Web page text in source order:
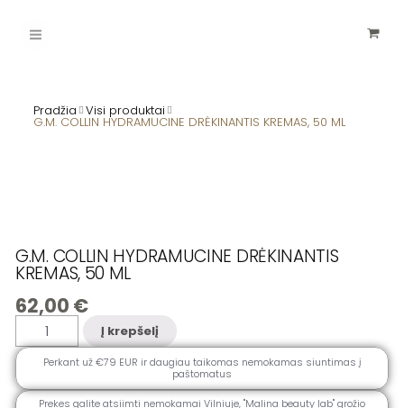
turinio
Menu
Pradžia Visi produktai
G.M. COLLIN HYDRAMUCINE DRĖKINANTIS KREMAS, 50 ML
G.M. COLLIN HYDRAMUCINE DRĖKINANTIS
KREMAS, 50 ML
62,00 €
produkto
kiekis:
G.M.
COLLIN
HYDRAMUCINE
DRĖKINANTIS
KREMAS,
50
Į krepšelį
Perkant už €79 EUR ir daugiau taikomas nemokamas siuntimas į
paštomatus
Prekes galite atsiimti nemokamai Vilniuje, ''Malina beauty lab" grožio